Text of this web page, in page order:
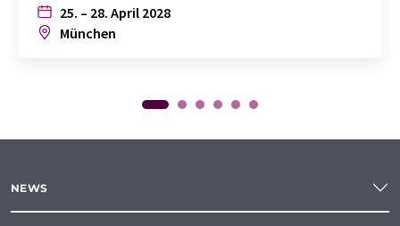
25. – 28. April 2028
München
NEWS